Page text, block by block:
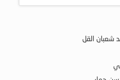
شعبان القل